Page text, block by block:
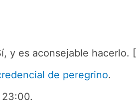
y es aconsejable hacerlo. [
de peregrino.
23:00.